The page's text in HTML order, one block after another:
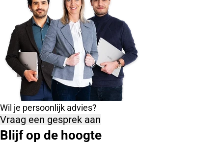
Wil je persoonlijk advies?
Vraag een gesprek aan
Blijf op de hoogte